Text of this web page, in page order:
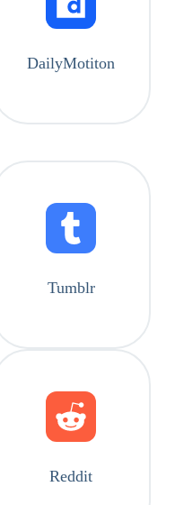
DailyMotiton
Tumblr
Reddit